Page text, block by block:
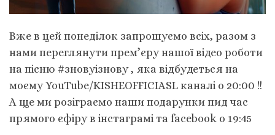
Вже в цей понеділок запрошуємо всіх, разом з
нами переглянути прем’єру нашої відео роботи
на пісню #зновуізнову , яка відбудеться на
моєму YouTube/KISHEOFFICIASL каналі о 20:00 !!
А ще ми розіграємо наши подарунки пид час
прямого єфіру в інстаграмі та facebook о 19:45